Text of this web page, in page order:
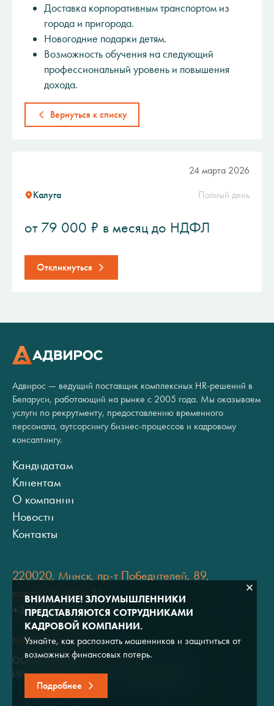
Доставка корпоративным транспортом из
города и пригорода.
Новогодние подарки детям.
Возможность обучения на следующий
профессиональный уровень и повышения
дохода.
Вернуться к списку
24 марта 2026
Калуга Полный день
от 79 000 ₽ в месяц до НДФЛ
Откликнуться
Адвирос — ведущий поставщик комплексных HR-решений в
Беларуси, работающий на рынке с 2005 года. Мы оказываем
услуги по рекрутменту, предоставлению временного
персонала, аутсорсингу бизнес-процессов и кадровому
консалтингу.
Кандидатам
Клиентам
О компании
Новости
Контакты
220020, Минск, пр-т Победителей, 89,
корпус 3, офис 11
+375 (17) 334 80 07
minsk@adviros.by
ООО "Адвирос"
ИНН 7714572528 / ОГРН 1047796766380
ВНИМАНИЕ! ЗЛОУМЫШЛЕННИКИ
ПРЕДСТАВЛЯЮТСЯ СОТРУДНИКАМИ
КАДРОВОЙ КОМПАНИИ.
Узнайте, как распознать мошенников и защититься от
возможных финансовых потерь.
Подробнее